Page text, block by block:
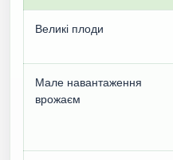
Великі плоди
Мале навантаження
врожаєм